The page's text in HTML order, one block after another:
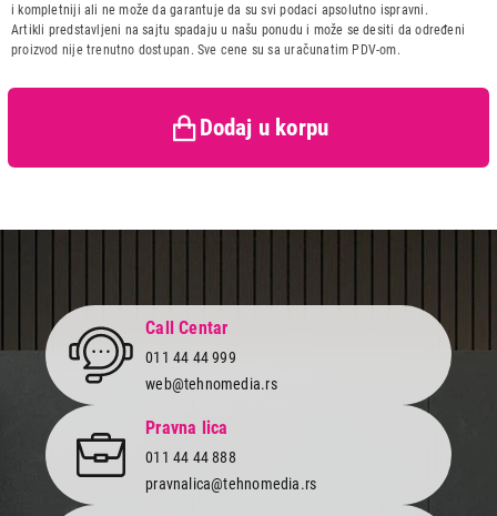
Uvoznik:
ERG d.o.o.
Zemlja porekla:
Turska
kupaca po osnovu zakona o
i kompletniji ali ne može da garantuje da su svi podaci apsolutno ispravni.
Artikli predstavljeni na sajtu spadaju u našu ponudu i može se desiti da određeni
proizvod nije trenutno dostupan. Sve cene su sa uračunatim PDV-om.
Dodaj u korpu
Call Centar
011 44 44 999
web@tehnomedia.rs
Pravna lica
011 44 44 888
pravnalica@tehnomedia.rs